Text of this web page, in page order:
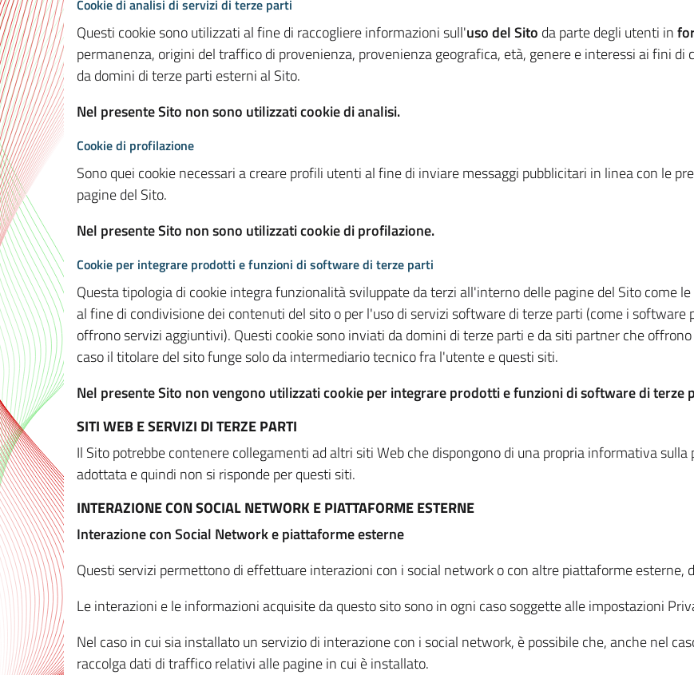
Cookie di analisi di servizi di terze parti
Questi cookie sono utilizzati al fine di raccogliere informazioni sull'uso del Sito da parte degli utenti in
permanenza, origini del traffico di provenienza, provenienza geografica, età, genere e interessi ai fini
da domini di terze parti esterni al Sito.
Nel presente Sito non sono utilizzati cookie di analisi.
Cookie di profilazione
Sono quei cookie necessari a creare profili utenti al fine di inviare messaggi pubblicitari in linea con le
pagine del Sito.
Nel presente Sito non sono utilizzati cookie di profilazione.
Cookie per integrare prodotti e funzioni di software di terze parti
Questa tipologia di cookie integra funzionalità sviluppate da terzi all'interno delle pagine del Sito come
al fine di condivisione dei contenuti del sito o per l'uso di servizi software di terze parti (come i
offrono servizi aggiuntivi). Questi cookie sono inviati da domini di terze parti e da siti partner che
caso il titolare del sito funge solo da intermediario tecnico fra l'utente e questi siti.
Nel presente Sito non vengono utilizzati cookie per integrare prodotti e funzioni di software di terze
SITI WEB E SERVIZI DI TERZE PARTI
Il Sito potrebbe contenere collegamenti ad altri siti Web che dispongono di una propria informativa sulla
adottata e quindi non si risponde per questi siti.
INTERAZIONE CON SOCIAL NETWORK E PIATTAFORME ESTERNE
Interazione con Social Network e piattaforme esterne
Questi servizi permettono di effettuare interazioni con i social network o con altre piattaforme esterne,
Le interazioni e le informazioni acquisite da questo sito sono in ogni caso soggette alle impostazioni
Nel caso in cui sia installato un servizio di interazione con i social network, è possibile che, anche nel
raccolga dati di traffico relativi alle pagine in cui è installato.